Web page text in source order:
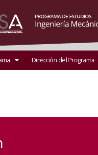
Dirección del Programa